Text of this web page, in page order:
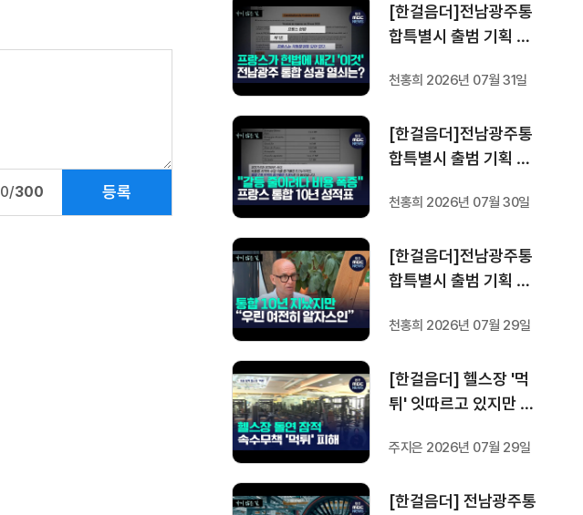
0/300 등록
[한걸음더]전남광주통
합특별시 출범 기획 보
프랑스 헌법에 새긴 '지
성공 조건은?
천홍희 2026년 07월 31일
[한걸음더]전남광주통
합특별시 출범 기획 보
프랑스 지역 통합 10년
천홍희 2026년 07월 30일
[한걸음더]전남광주통
합특별시 출범 기획 보
프랑스 통합 10년 지났
자스인"
천홍희 2026년 07월 29일
[한걸음더] 헬스장 '먹
튀' 잇따르고 있지만 …
주지은 2026년 07월 29일
[한걸음더] 전남광주통